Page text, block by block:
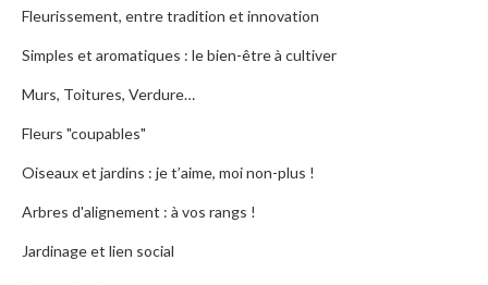
Fleurissement, entre tradition et innovation
Simples et aromatiques : le bien-être à cultiver
Murs, Toitures, Verdure…
Fleurs "coupables"
Oiseaux et jardins : je t’aime, moi non-plus !
Arbres d'alignement : à vos rangs !
Jardinage et lien social